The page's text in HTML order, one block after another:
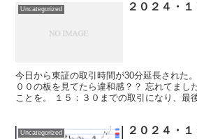
Uncategorized ２０２４・１
今日から東証の取引時間が30分延長された
００の板を見てたら違和感？？ 忘れてまし
ことを。 １５：３０までの取引になり、最
Uncategorized ２０２４・